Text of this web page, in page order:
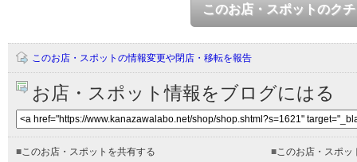
このお店・スポットのク
このお店・スポットの情報変更や閉店・移転を報告
お店・スポット情報をブログにはる
■このお店・スポットを共有する ■このお店・スポッ